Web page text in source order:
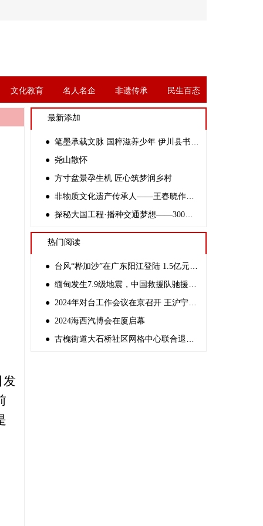
文化教育 名人名企 非遗传承 民生百态
发
最新添加
● 尧山散怀
● 方寸盆景孕生机 匠心筑梦润乡村
热门阅读
● 2024海西汽博会在厦启幕